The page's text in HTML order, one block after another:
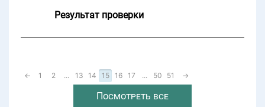
Результат проверки
← 1 2 ... 13 14 15 16 17 ... 50 51 →
Посмотреть все